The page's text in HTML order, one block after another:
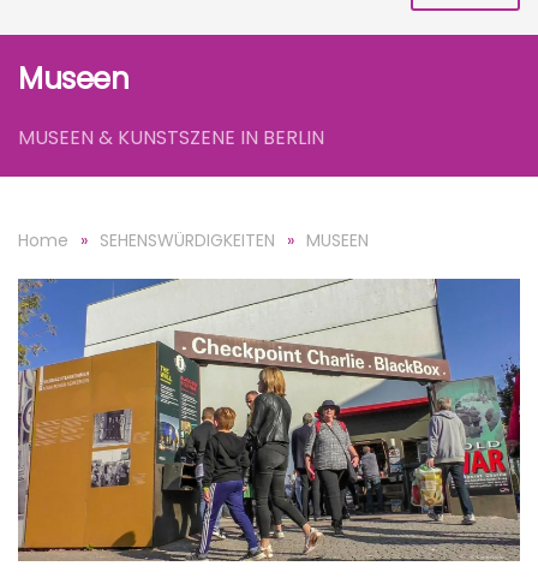
Museen
MUSEEN & KUNSTSZENE IN BERLIN
Home SEHENSWÜRDIGKEITEN MUSEEN